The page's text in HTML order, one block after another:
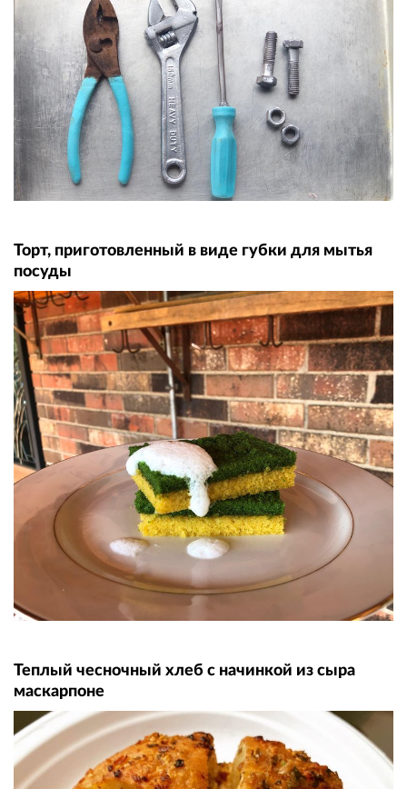
Торт, приготовленный в виде губки для мытья
посуды
Теплый чесночный хлеб с начинкой из сыра
маскарпоне